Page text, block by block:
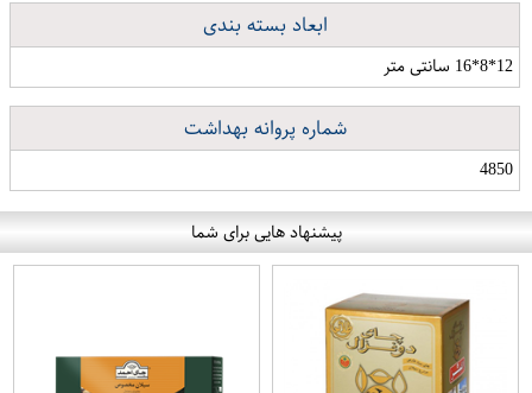
ابعاد بسته بندی
12*8*16 سانتی متر
شماره پروانه بهداشت
4850
پیشنهاد هایی برای شما